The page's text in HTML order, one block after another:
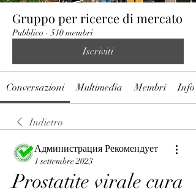
Gruppo per ricerce di mercato
Pubblico · 510 membri
Iscriviti
Conversazioni Multimedia Membri Info
Indietro
Администрация Рекомендует
1 settembre 2023
Prostatite virale cura